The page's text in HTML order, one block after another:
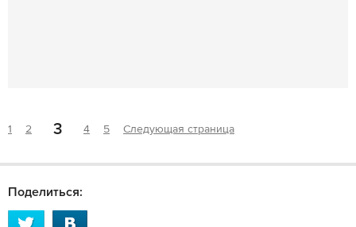
1 2 3 4 5 Следующая страница
Поделиться: